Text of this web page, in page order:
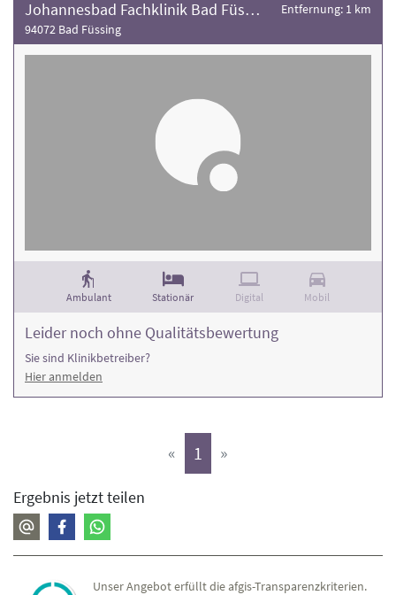
Johannesbad Fachklinik Bad Füssing
94072 Bad Füssing
Entfernung: 1 km
Ambulant Stationär Digital Mobil
Leider noch ohne Qualitätsbewertung
Sie sind Klinikbetreiber?
Hier anmelden
« 1 (aktiv)
»
Ergebnis jetzt teilen
Unser Angebot erfüllt die afgis-Transparenzkriterien.